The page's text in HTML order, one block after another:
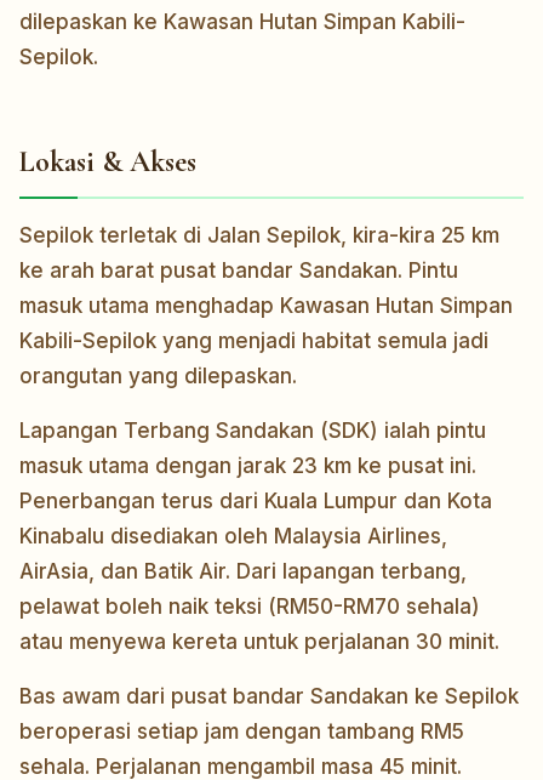
dilepaskan ke Kawasan Hutan Simpan Kabili-
Sepilok.
Lokasi & Akses
Sepilok terletak di Jalan Sepilok, kira-kira 25 km
ke arah barat pusat bandar Sandakan. Pintu
masuk utama menghadap Kawasan Hutan Simpan
Kabili-Sepilok yang menjadi habitat semula jadi
orangutan yang dilepaskan.
Lapangan Terbang Sandakan (SDK) ialah pintu
masuk utama dengan jarak 23 km ke pusat ini.
Penerbangan terus dari Kuala Lumpur dan Kota
Kinabalu disediakan oleh Malaysia Airlines,
AirAsia, dan Batik Air. Dari lapangan terbang,
pelawat boleh naik teksi (RM50-RM70 sehala)
atau menyewa kereta untuk perjalanan 30 minit.
Bas awam dari pusat bandar Sandakan ke Sepilok
beroperasi setiap jam dengan tambang RM5
sehala. Perjalanan mengambil masa 45 minit.